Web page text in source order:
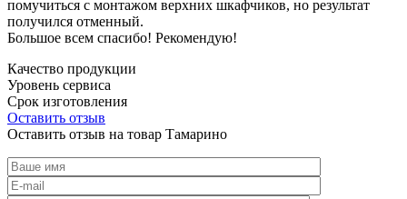
помучиться с монтажом верхних шкафчиков, но результат
получился отменный.
Большое всем спасибо! Рекомендую!
Качество продукции
Уровень сервиса
Срок изготовления
Оставить отзыв
Оставить отзыв на товар Тамарино